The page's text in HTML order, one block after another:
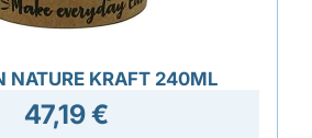
NATURE KRAFT 240ML
47,19 €